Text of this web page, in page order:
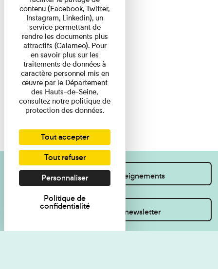
Je souhaite des renseignements
Inscrivez-vous à la newsletter
contenu (Facebook, Twitter,
Instagram, Linkedin), un
service permettant de
rendre les documents plus
attractifs (Calameo). Pour
en savoir plus sur les
traitements de données à
caractère personnel mis en
œuvre par le Département
des Hauts-de-Seine,
consultez notre politique de
protection des données.
Tout accepter
Tout refuser
Personnaliser
Politique de
confidentialité